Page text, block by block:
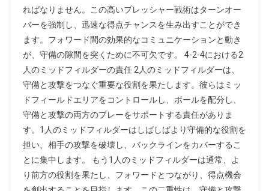
ればなりません。この高いプレッシャー戦術はターンオー
バーを強制し、迅速な得点チャンスを生み出すことができ
ます。フォワード間の効果的なコミュニケーションと動き
が、守備の隙間を突くために不可欠です。 4-2-4における2
人のミッドフィルダーの責任 2人のミッドフィルダーは、
守備と攻撃をつなぐ重要な役割を果たします。彼らはミッ
ドフィールドエリアをコントロールし、ボールを配分し、
守備と攻撃の両方のプレーをサポートする責任がありま
す。1人のミッドフィルダーはしばしばより守備的な役割を
担い、相手の攻撃を破壊し、バックラインをカバーするこ
とに集中します。 もう1人のミッドフィルダーは通常、よ
り前方の役割を果たし、フォワードとつながり、得点機会